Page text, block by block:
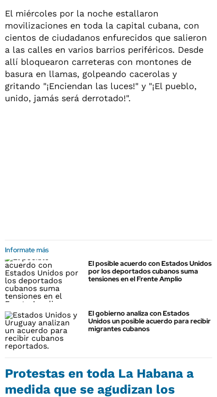
El miércoles por la noche estallaron
movilizaciones en toda la capital cubana, con
cientos de ciudadanos enfurecidos que salieron
a las calles en varios barrios periféricos. Desde
allí bloquearon carreteras con montones de
basura en llamas, golpeando cacerolas y
gritando "¡Enciendan las luces!" y "¡El pueblo,
unido, jamás será derrotado!".
Informate más
El posible acuerdo con Estados Unidos
por los deportados cubanos suma
tensiones en el Frente Amplio
El gobierno analiza con Estados
Unidos un posible acuerdo para recibir
migrantes cubanos
Protestas en toda La Habana a
medida que se agudizan los